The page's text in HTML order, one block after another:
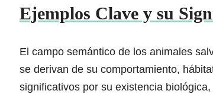
Ejemplos Clave y su
El campo semántico de los animales
se derivan de su comportamiento,
significativos por su existencia